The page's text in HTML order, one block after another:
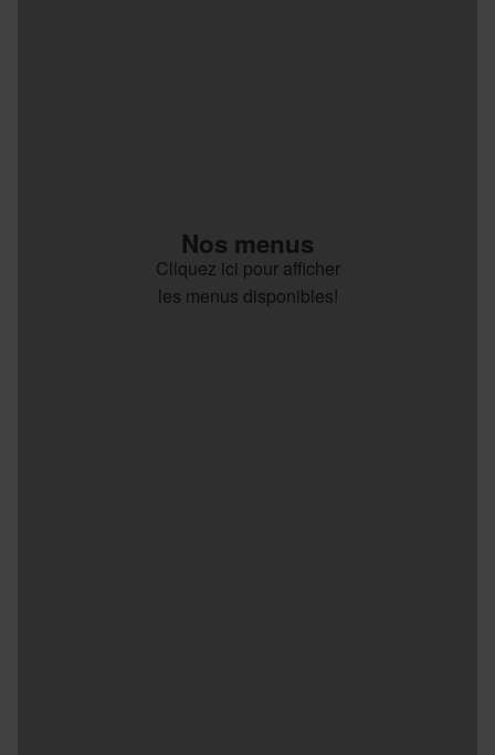
Nos menus
Cliquez ici pour afficher
les menus disponibles!